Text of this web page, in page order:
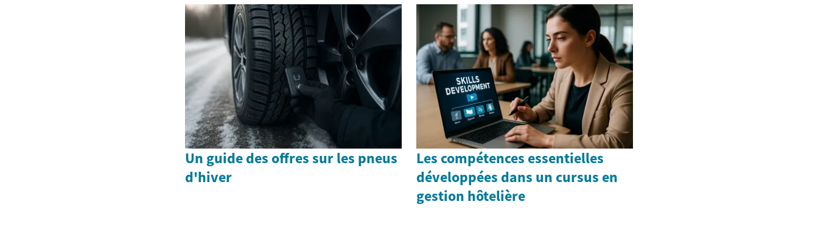
Un guide des offres sur les pneus
d'hiver
Les compétences essentielles
développées dans un cursus en
gestion hôtelière